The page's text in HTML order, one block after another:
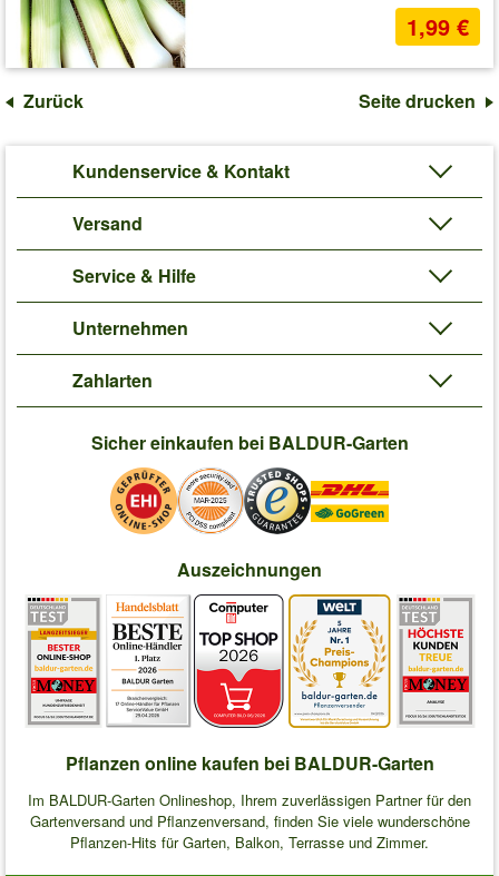
1,99 €
Zurück Seite drucken
Kundenservice & Kontakt
Versand
Service & Hilfe
Unternehmen
Zahlarten
Sicher einkaufen bei BALDUR-Garten
Auszeichnungen
Pflanzen online kaufen bei BALDUR-Garten
Im BALDUR-Garten Onlineshop, Ihrem zuverlässigen Partner für den
Gartenversand und Pflanzenversand, finden Sie viele wunderschöne
Pflanzen-Hits für Garten, Balkon, Terrasse und Zimmer.